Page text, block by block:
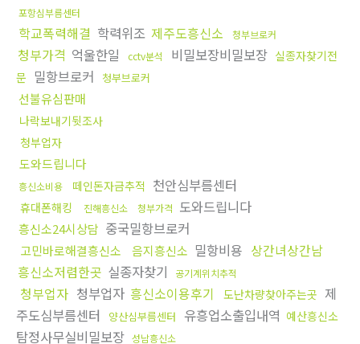
포항심부름센터
학교폭력해결 학력위조 제주도흥신소 청부브로커
청부가격 억울한일 cctv분석 비밀보장비밀보장 실종자찾기전
문 밀항브로커 청부브로커
선불유심판매
나락보내기뒷조사
청부업자
도와드립니다
흥신소비용 떼인돈자금추적 천안심부름센터
휴대폰해킹 진해흥신소 청부가격 도와드립니다
흥신소24시상담 중국밀항브로커
고민바로해결흥신소 음지흥신소 밀항비용 상간녀상간남
흥신소저렴한곳 실종자찾기 공기계위치추적
청부업자 청부업자 흥신소이용후기 도난차량찾아주는곳 제
주도심부름센터
양산심부름센터 유흥업소출입내역 예산흥신소
탐정사무실비밀보장 성남흥신소